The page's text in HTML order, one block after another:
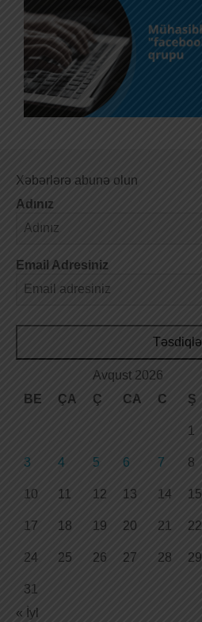
Xəbərlərə abunə olun
Adınız
Email Adresiniz
Təsdiqlə
Avqust 2026
BE
ÇA Ç CA C Ş
1
3 4 5 6 7 8
10 11 12 13 14 15
17 18 19 20 21 22
24 25 26 27 28 29
31
« İyl